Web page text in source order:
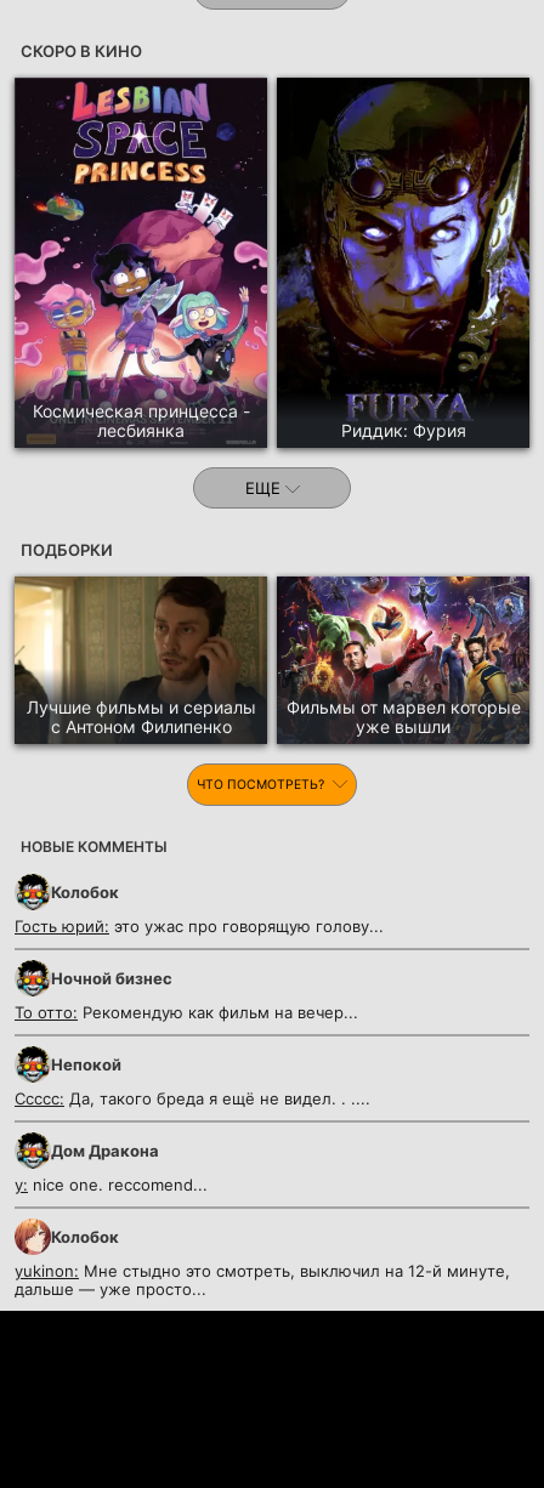
СКОРО В КИНО
Космическая принцесса -
лесбиянка
Риддик: Фурия
ЕЩЕ
ПОДБОРКИ
Лучшие фильмы и сериалы
с Антоном Филипенко
Фильмы от марвел которые
уже вышли
ЧТО ПОСМОТРЕТЬ?
НОВЫЕ КОММЕНТЫ
Колобок
Гость юрий: это ужас про говорящую голову...
Ночной бизнес
То отто: Рекомендую как фильм на вечер...
Непокой
Ссссс: Да, такого бреда я ещё не видел. . ....
Дом Дракона
y: nice one. reccomend...
Колобок
yukinon: Мне стыдно это смотреть, выключил на 12-й минуте,
дальше — уже просто...